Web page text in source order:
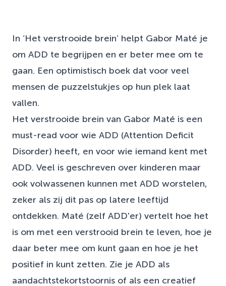
In ‘Het verstrooide brein’ helpt Gabor Maté je
om ADD te begrijpen en er beter mee om te
gaan. Een optimistisch boek dat voor veel
mensen de puzzelstukjes op hun plek laat
vallen.
Het verstrooide brein van Gabor Maté is een
must-read voor wie ADD (Attention Deficit
Disorder) heeft, en voor wie iemand kent met
ADD. Veel is geschreven over kinderen maar
ook volwassenen kunnen met ADD worstelen,
zeker als zij dit pas op latere leeftijd
ontdekken. Maté (zelf ADD'er) vertelt hoe het
is om met een verstrooid brein te leven, hoe je
daar beter mee om kunt gaan en hoe je het
positief in kunt zetten. Zie je ADD als
aandachtstekortstoornis of als een creatief